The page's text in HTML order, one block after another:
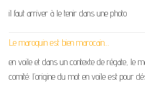
il faut arriver à le tenir dans une photo
Le maroquin est bien marocain…
en voile et dans un contexte de régate, le
comité: l’origine du mot en voile est pour